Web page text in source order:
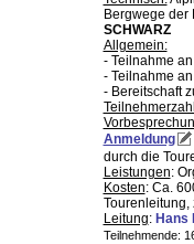
Bergwege
SCHWARZ
Allgemein:
- Teilnahme
- Teilnahme
- Bereitschaft
Anmeldung
durch die
Leistungen:
Kosten: Ca.
Tourenleitung,
Leitung: Hans
Teilnehmende: